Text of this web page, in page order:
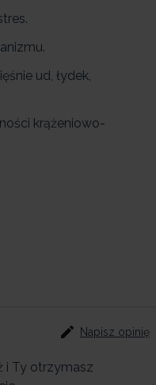
ud, łydek,
krążeniowo-
Napisz opinię
i Ty otrzymasz